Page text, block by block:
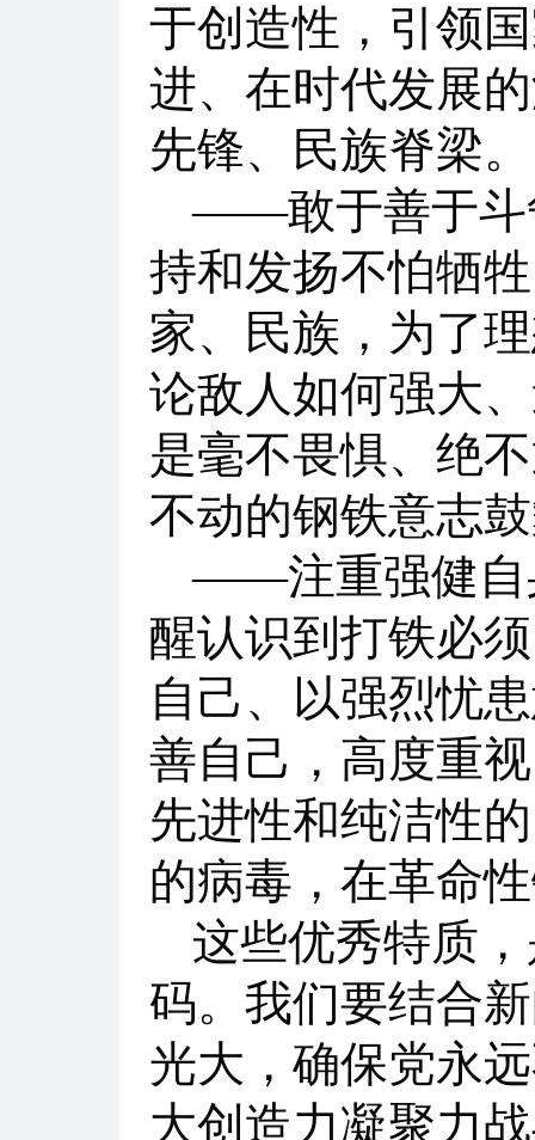
于创造性，引领
进、在时代发展
先锋、民族脊梁。
——敢于善于斗
持和发扬不怕牺
家、民族，为了
论敌人如何强大
是毫不畏惧、绝
不动的钢铁意志
——注重强健自
醒认识到打铁必
自己、以强烈忧
善自己，高度重
先进性和纯洁性
的病毒，在革命
这些优秀特质
码。我们要结合
光大，确保党永
大创造力凝聚力